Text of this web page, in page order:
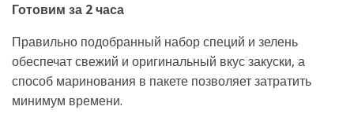
Готовим за 2 часа
Правильно подобранный набор специй и зелень
обеспечат свежий и оригинальный вкус закуски, а
способ маринования в пакете позволяет затратить
минимум времени.